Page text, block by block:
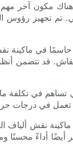
هناك مكون آخر
تم تجهيز
قد تتضمن
أيضًا أداءً